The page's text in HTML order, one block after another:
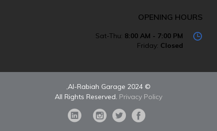
OPENING HOURS
Sat-Thu: 8:00 AM - 7:00 PM
Friday: Closed
© 2024 Al-Rabiah Garage,
All Rights Reserved. Privacy Policy